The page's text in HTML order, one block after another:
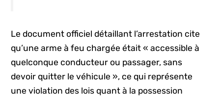
Le document officiel détaillant l’arrestation cite
qu’une arme à feu chargée était « accessible à
quelconque conducteur ou passager, sans
devoir quitter le véhicule », ce qui représente
une violation des lois quant à la possession